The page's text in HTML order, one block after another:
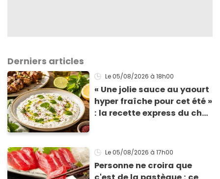
Derniers articles
Le 05/08/2026 à 18h00
« Une jolie sauce au yaourt
hyper fraîche pour cet été »
: la recette express du chef
grillades
Le 05/08/2026 à 17h00
Personne ne croira que